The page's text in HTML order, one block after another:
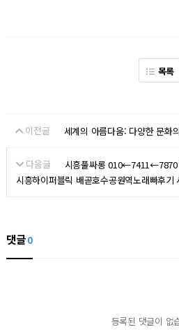
목록
이전글 세계의 아름다움: 다양한 문화
다음글
시흥풀싸롱 010←7411←7870
시흥하이퍼블릭 배곧호수공원역노래빠후기
댓글0
등록된 댓글이 없